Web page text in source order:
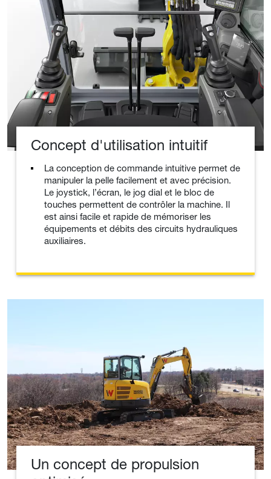
Concept d'utilisation intuitif
La conception de commande intuitive permet de
manipuler la pelle facilement et avec précision.
Le joystick, l’écran, le jog dial et le bloc de
touches permettent de contrôler la machine. Il
est ainsi facile et rapide de mémoriser les
équipements et débits des circuits hydrauliques
auxiliaires.
Un concept de propulsion